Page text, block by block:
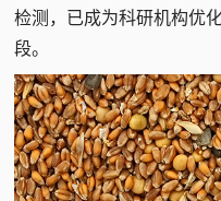
检测，已成为科研机构优
段。